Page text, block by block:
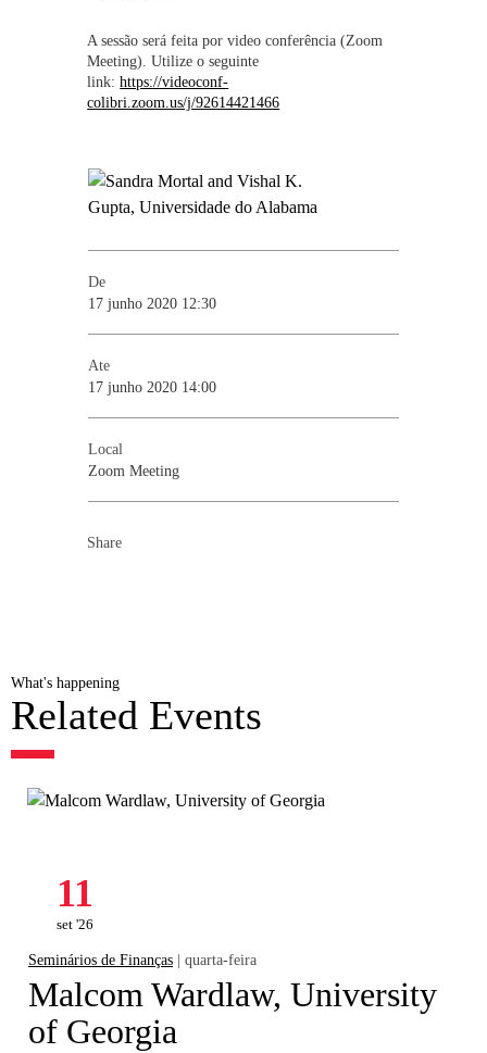
A sessão será feita por video conferência (Zoom
Meeting). Utilize o seguinte
link:https://videoconf-
colibri.zoom.us/j/92614421466
De
17 junho 2020 12:30
Ate
17 junho 2020 14:00
Local
Zoom Meeting
Share
What's happening
Related Events
11
set '26
Seminários de Finanças | quarta-feira
Malcom Wardlaw, University
of Georgia